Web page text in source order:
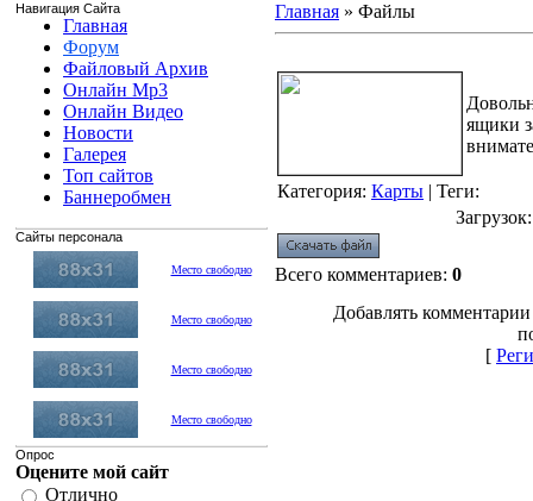
Навигация Сайта
Главная
Форум
Файловый Архив
Онлайн Mp3
Онлайн Видео
Новости
Галерея
Топ сайтов
Баннеробмен
Сайты персонала
Место свободно
Место свободно
Место свободно
Место свободно
Опрос
Оцените мой сайт
Отлично
Главная » Файлы
ящики
Категория: Карты | Теги:
Загрузок
Всего комментариев: 0
Добавлять
[